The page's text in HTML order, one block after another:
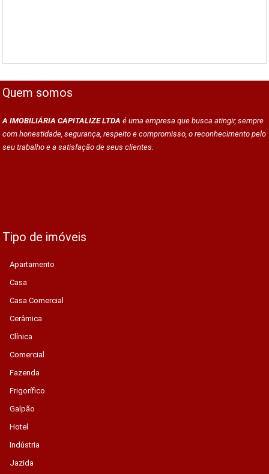
Quem somos
A IMOBILIÁRIA CAPITALIZE LTDA é uma empresa que busca atingir, sempre
com honestidade, segurança, respeito e compromisso, o reconhecimento pelo
seu trabalho e a satisfação de seus clientes.
Tipo de imóveis
Apartamento
Casa
Casa Comercial
Cerâmica
Clínica
Comercial
Fazenda
Frigorífico
Galpão
Hotel
Indústria
Jazida